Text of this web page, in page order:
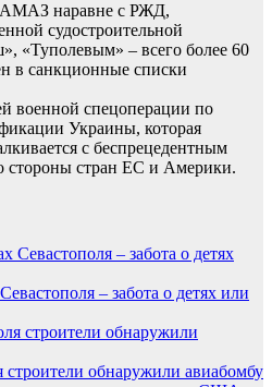
наравне с РЖД,
судостроительной
«Туполевым» – всего более 60
в санкционные списки
военной спецоперации по
Украины, которая
с беспрецедентным
стороны стран ЕС и Америки.
– забота о детях или
строители обнаружили авиабомбу